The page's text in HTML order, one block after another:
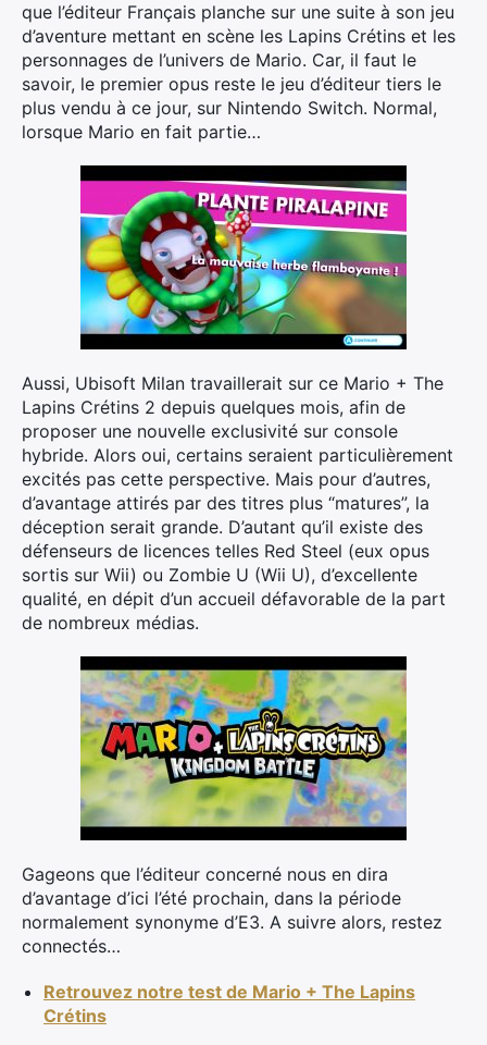
que l’éditeur Français planche sur une suite à son jeu
d’aventure mettant en scène les Lapins Crétins et les
personnages de l’univers de Mario. Car, il faut le
savoir, le premier opus reste le jeu d’éditeur tiers le
plus vendu à ce jour, sur Nintendo Switch. Normal,
lorsque Mario en fait partie…
Aussi, Ubisoft Milan travaillerait sur ce Mario + The
Lapins Crétins 2 depuis quelques mois, afin de
proposer une nouvelle exclusivité sur console
hybride. Alors oui, certains seraient particulièrement
excités pas cette perspective. Mais pour d’autres,
d’avantage attirés par des titres plus “matures”, la
déception serait grande. D’autant qu’il existe des
défenseurs de licences telles Red Steel (eux opus
sortis sur Wii) ou Zombie U (Wii U), d’excellente
qualité, en dépit d’un accueil défavorable de la part
de nombreux médias.
Gageons que l’éditeur concerné nous en dira
d’avantage d’ici l’été prochain, dans la période
normalement synonyme d’E3. A suivre alors, restez
connectés…
Retrouvez notre test de Mario + The Lapins
Crétins